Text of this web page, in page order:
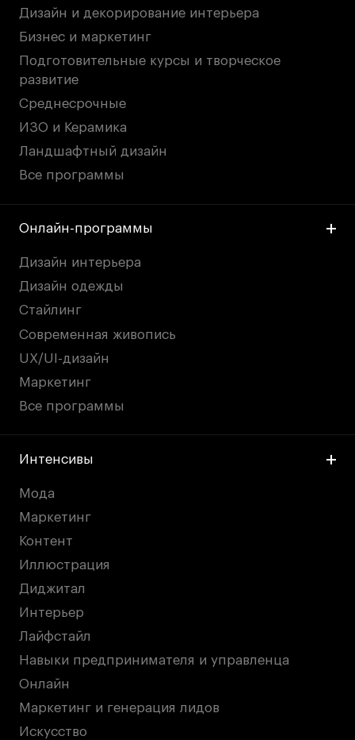
Дизайн и декорирование интерьера
Бизнес и маркетинг
Подготовительные курсы и творческое
развитие
Среднесрочные
ИЗО и Керамика
Ландшафтный дизайн
Все программы
Онлайн-программы
Дизайн интерьера
Дизайн одежды
Стайлинг
Современная живопись
UX/UI-дизайн
Маркетинг
Все программы
Интенсивы
Мода
Маркетинг
Контент
Иллюстрация
Диджитал
Интерьер
Лайфстайл
Навыки предпринимателя и управленца
Онлайн
Маркетинг и генерация лидов
Искусство